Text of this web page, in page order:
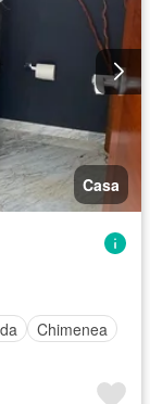
Casa
Chimenea